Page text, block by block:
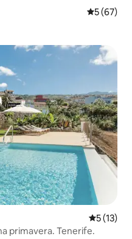
Penarafan
5 (67)
5 (13)
Eterna primavera. Tenerife.